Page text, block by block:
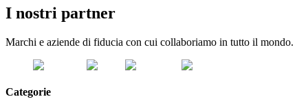
I nostri partner
Marchi e aziende di fiducia con cui collaboriamo in tutto il mondo.
Categorie